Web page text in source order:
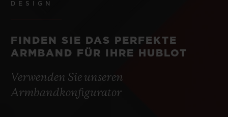
DESIGN
FINDEN SIE DAS PERFEKTE
ARMBAND FÜR IHRE HUBLOT
Verwenden Sie unseren
Armbandkonfigurator